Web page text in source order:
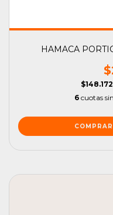
HAMACA
$148.172
6 cuotas